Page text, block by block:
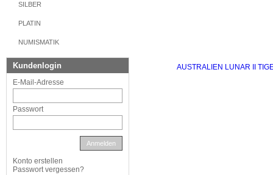
SILBER
PLATIN
NUMISMATIK
Kundenlogin
E-Mail-Adresse
Passwort
Anmelden
Konto erstellen
Passwort vergessen?